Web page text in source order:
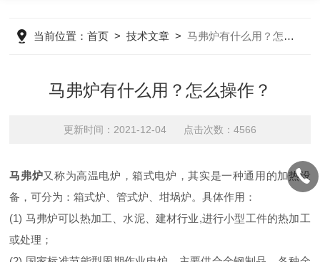
当前位置：首页 >技术文章 >马弗炉有什么用？怎么操作？
马弗炉有什么用？怎么操作？
更新时间：2021-12-04 点击次数：4566
马弗炉又称为高温电炉，箱式电炉，其实是一种通用的加热设
备，可分为：箱式炉、管式炉、坩埚炉。具体作用：
(1) 马弗炉可以热加工、水泥、建材行业,进行小型工件的热加工
或处理；